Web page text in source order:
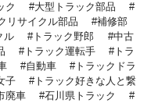
ク
大型トラック部品
リサイクル部品
補修部
ル トラック野郎
中古
トラック運転手
トラ
自動車
トラックドラ
子
トラック好きな人と繋
廃車
石川県トラック